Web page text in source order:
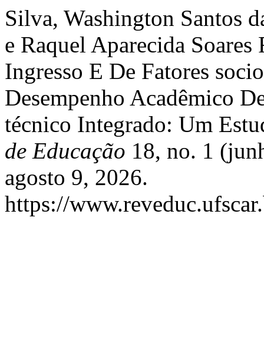
Silva, Washington Santos
e Raquel Aparecida
Ingresso E De Fatores
Desempenho Acadêmico
técnico Integrado: Um
de Educação 18, no. 1
agosto 9, 2026.
https://